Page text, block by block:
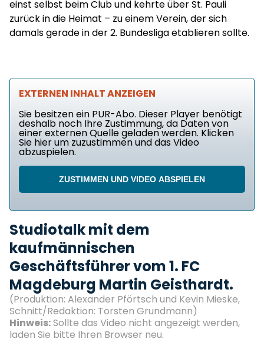
einst selbst beim Club und kehrte über St. Pauli
zurück in die Heimat – zu einem Verein, der sich
damals gerade in der 2. Bundesliga etablieren sollte.
EXTERNEN INHALT ANZEIGEN
Sie besitzen ein PUR-Abo. Dieser Player benötigt
deshalb noch Ihre Zustimmung, da Daten von
einer externen Quelle geladen werden. Klicken
Sie hier um zuzustimmen und das Video
abzuspielen.
ZUSTIMMEN UND VIDEO ABSPIELEN
Studiotalk mit dem
kaufmännischen
Geschäftsführer vom 1. FC
Magdeburg Martin Geisthardt.
(Produktion: Alexander Pförtsch und Kevin Mieske,
Schnitt/Redaktion: Torsten Grundmann)
Hinweis:Sollte das Video nicht angezeigt werden,
laden Sie bitte Ihren Browser neu.